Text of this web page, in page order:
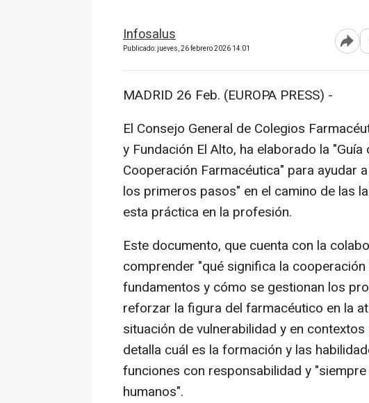
Infosalus
Publicado: jueves, 26 febrero 2026 14:01
MADRID 26 Feb. (EUROPA PRESS) -
El Consejo General de Colegios
y Fundación El Alto, ha elaborado la
Cooperación Farmacéutica" para ayudar
los primeros pasos" en el camino de las
esta práctica en la profesión.
Este documento, que cuenta con la
comprender "qué significa la
fundamentos y cómo se gestionan los
reforzar la figura del farmacéutico en la
situación de vulnerabilidad y en
detalla cuál es la formación y las
funciones con responsabilidad y
humanos".